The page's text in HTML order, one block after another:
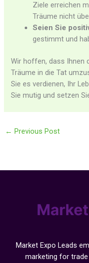
Ziele erreichen
Träume nicht
Seien Sie
gestimmt und
Wir hoffen, dass Ihnen
Träume in die Tat
Sie es verdienen, Ihr
Sie mutig und setzen
← Previous Post
Market Expo Leads
marketing for